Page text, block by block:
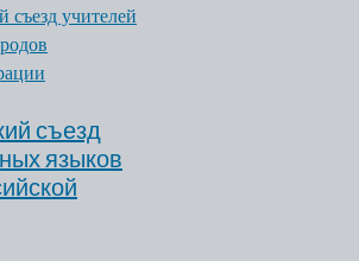
съезд
языков